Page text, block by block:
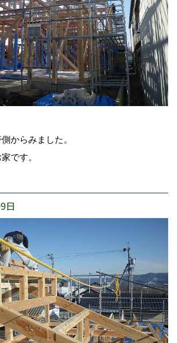
からみました。
です。
日